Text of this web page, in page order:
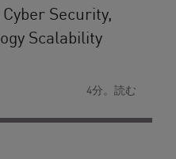
Security,
Scalability
4分。読む